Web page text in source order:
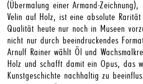
(Übermalung einer Armand-
Velin auf Holz, ist eine absolute
Qualität heute nur noch in Museen
nicht nur durch beeindruckendes
Arnulf Rainer wählt Öl und
Holz und schafft damit ein Opus, das
Kunstgeschichte nachhaltig zu